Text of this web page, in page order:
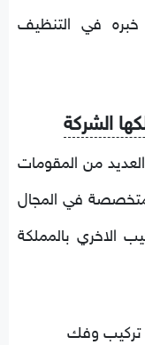
في التنظيف
الشركة
من المقومات
في المجال
الاخري بالمملكة
تركيب وفك